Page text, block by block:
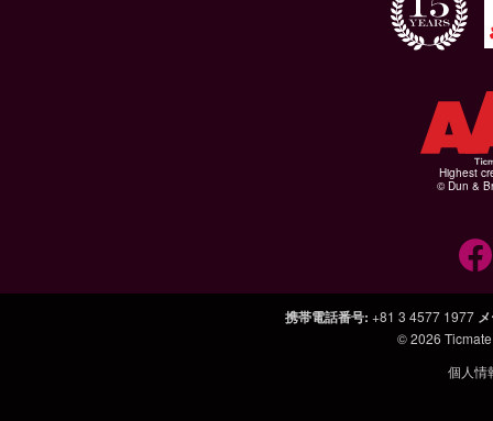
Highest
© Dun &
携帯電話番号: +81 3 4577 1977
© 2026
個人情